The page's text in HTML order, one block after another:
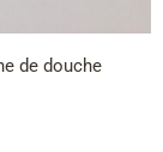
de douche